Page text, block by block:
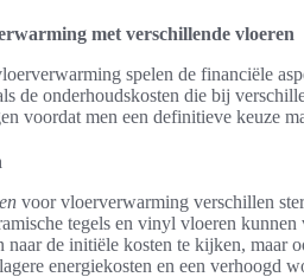
met verschillende vloeren
spelen de financiële
de onderhoudskosten die bij
voordat men een definitieve keuze
voor vloerverwarming verschillen
tegels en vinyl vloeren
naar de initiële kosten te kijken, maar
energiekosten en een verhoogd